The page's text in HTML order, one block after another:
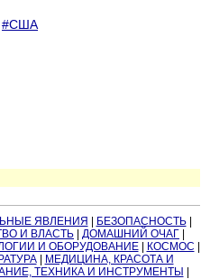
#США
ЯВЛЕНИЯ | БЕЗОПАСНОСТЬ|
И ВЛАСТЬ | ДОМАШНИЙ ОЧАГ |
И ОБОРУДОВАНИЕ| КОСМОС |
| МЕДИЦИНА, КРАСОТА И
ТЕХНИКА И ИНСТРУМЕНТЫ |